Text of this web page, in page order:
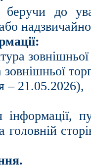
до
– 21.05.2026),